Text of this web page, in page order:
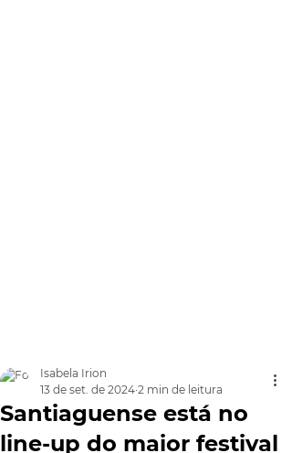
Santiaguense está no
line-up do maior festival
Isabela Irion
13 de set. de 2024 2 min de leitura